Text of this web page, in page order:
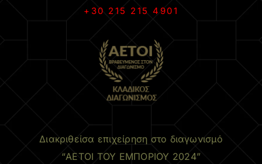
+30 215 215 4901
Διακριθείσα επιχείρηση στο διαγωνισμό
“ΑΕΤΟΙ ΤΟΥ ΕΜΠΟΡΙΟΥ 2024”